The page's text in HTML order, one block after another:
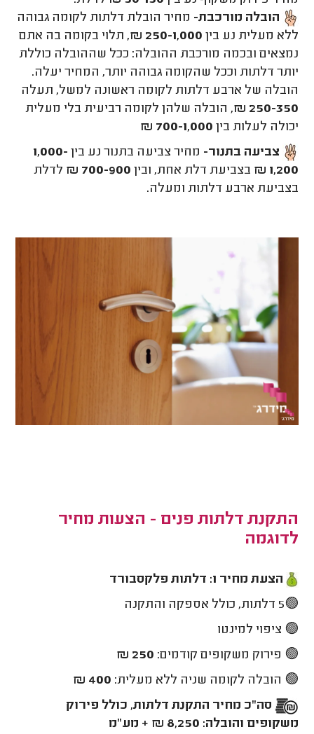
הובלה מורכבת- מחיר הובלת דלתות לקומה גבוהה
ללא מעלית נע בין 250-1,000 ₪,
תלוי בקומה בה אתם
נמצאים ובכמה מורכבת ההובלה: ככל שההובלה כוללת
יותר דלתות וככל שהקומה גבוהה יותר, המחיר יעלה.
הובלה של ארבע דלתות לקומה ראשונה למשל, תעלה
250-350 ₪
, הובלה שלהן לקומה רביעית בלי מעלית
יכולה לעלות בין 700-1,000 ₪
צביעה בתנור- מחיר צביעה בתנור נע בין 1,000-
1,200 ₪
בצביעת דלת אחת, ובין 700-900 ₪
לדלת
בצביעת ארבע דלתות ומעלה.
התקנת דלתות פנים - הצעות מחיר
לדוגמה
הצעת מחיר 1: דלתות פלקסבורד
🟢5 דלתות, כולל אספקה והתקנה
🟢 ציפוי למינטו
🟢 פירוק משקופים קודמים: 250 ₪
🟢 הובלה לקומה שניה ללא מעלית:
סה"כ מחיר התקנת דלתות, כולל פירוק
משקופים והובלה: 8,250 ₪ + מע"מ